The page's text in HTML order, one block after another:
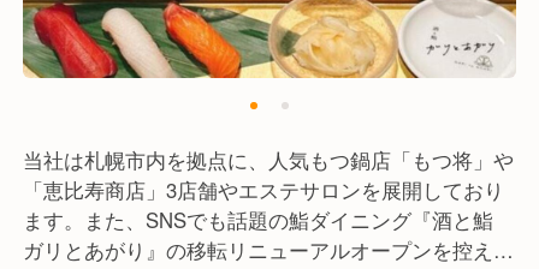
当社は札幌市内を拠点に、人気もつ鍋店「もつ将」や
「恵比寿商店」3店舗やエステサロンを展開しており
ます。また、SNSでも話題の鮨ダイニング『酒と鮨
ガリとあがり』の移転リニューアルオープンを控え、